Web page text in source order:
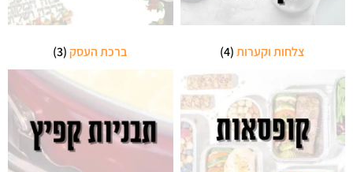
צלחות וקערות(4) ברכת העסק(3)